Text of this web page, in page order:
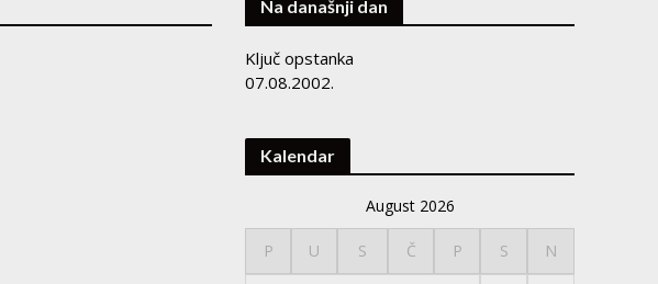
Na današnji dan
Ključ opstanka
07.08.2002.
Kalendar
August 2026
P U S Č P S N